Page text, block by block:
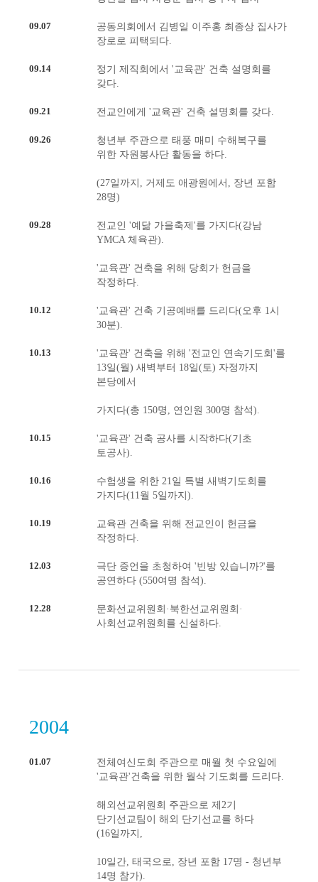
09.07
공동의회에서 김병일 이주홍 최종상 집사가
장로로 피택되다.
09.14
정기 제직회에서 '교육관' 건축 설명회를
갖다.
09.21 전교인에게 '교육관' 건축 설명회를 갖다.
09.26
청년부 주관으로 태풍 매미 수해복구를
위한 자원봉사단 활동을 하다.
(27일까지, 거제도 애광원에서, 장년 포함
28명)
09.28
전교인 '예닮 가을축제'를 가지다(강남
YMCA 체육관).
'교육관' 건축을 위해 당회가 헌금을
작정하다.
10.12
'교육관' 건축 기공예배를 드리다(오후 1시
30분).
10.13
'교육관' 건축을 위해 '전교인 연속기도회'를
13일(월) 새벽부터 18일(토) 자정까지
본당에서
가지다(총 150명, 연인원 300명 참석).
10.15
'교육관' 건축 공사를 시작하다(기초
토공사).
10.16
수험생을 위한 21일 특별 새벽기도회를
가지다(11월 5일까지).
10.19
교육관 건축을 위해 전교인이 헌금을
작정하다.
12.03
극단 증언을 초청하여 '빈방 있습니까?'를
공연하다 (550여명 참석).
12.28
문화선교위원회·북한선교위원회·
사회선교위원회를 신설하다.
2004
01.07
전체여신도회 주관으로 매월 첫 수요일에
'교육관'건축을 위한 월삭 기도회를 드리다.
해외선교위원회 주관으로 제2기
단기선교팀이 해외 단기선교를 하다
(16일까지,
10일간, 태국으로, 장년 포함 17명 - 청년부
14명 참가).